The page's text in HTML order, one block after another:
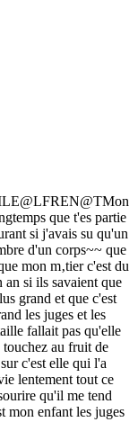
que t'es partie
si j'avais su qu'un
d'un corps~~ que
mon m‚tier c'est du
an si ils savaient que
grand et que c'est
les juges et les
fallait pas qu'elle
au fruit de
c'est elle qui l'a
lentement tout ce
qu'il me tend
mon enfant les juges